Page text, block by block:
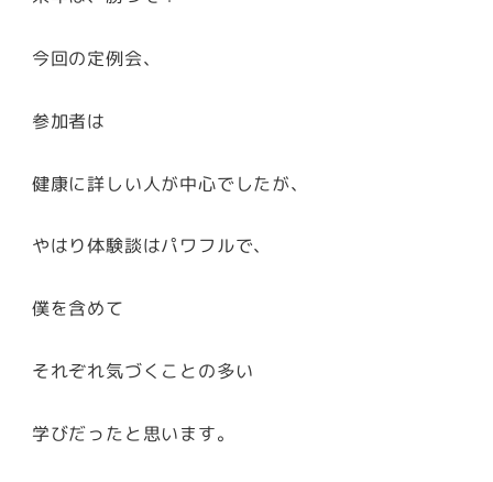
今回の定例会、
参加者は
健康に詳しい人が中心でしたが、
やはり体験談はパワフルで、
僕を含めて
それぞれ気づくことの多い
学びだったと思います。